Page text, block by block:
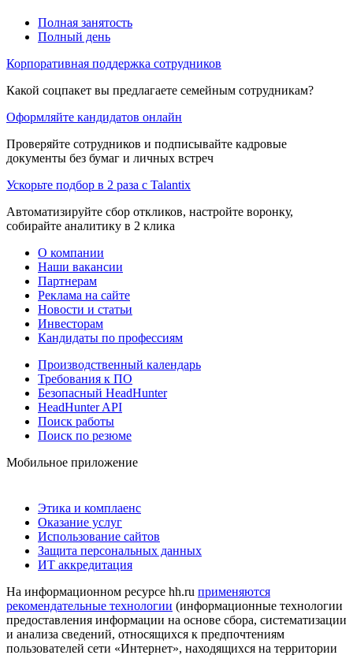
Полная занятость
Полный день
Корпоративная поддержка сотрудников
Какой соцпакет вы предлагаете семейным сотрудникам?
Оформляйте кандидатов онлайн
Проверяйте сотрудников и подписывайте кадровые
документы без бумаг и личных встреч
Ускорьте подбор в 2 раза с Talantix
Автоматизируйте сбор откликов, настройте воронку,
собирайте аналитику в 2 клика
О компании
Наши вакансии
Партнерам
Реклама на сайте
Новости и статьи
Инвесторам
Кандидаты по профессиям
Производственный календарь
Требования к ПО
Безопасный HeadHunter
HeadHunter API
Поиск работы
Поиск по резюме
Мобильное приложение
Этика и комплаенс
Оказание услуг
Использование сайтов
Защита персональных данных
ИТ аккредитация
На информационном ресурсе hh.ru применяются
рекомендательные технологии (информационные технологии
предоставления информации на основе сбора, систематизации
и анализа сведений, относящихся к предпочтениям
пользователей сети «Интернет», находящихся на территории